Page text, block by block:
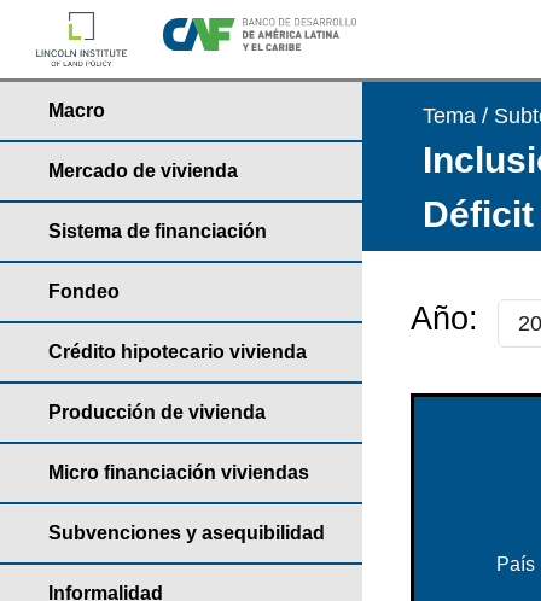
Macro
Mercado de vivienda
Sistema de financiación
Fondeo
Crédito hipotecario vivienda
Producción de vivienda
Micro financiación viviendas
Subvenciones y asequibilidad
Informalidad
Tema /
Año:
País